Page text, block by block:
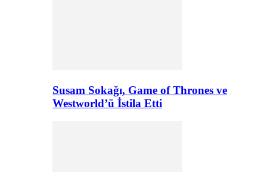
Susam Sokağı, Game of Thrones ve
Westworld’ü İstila Etti